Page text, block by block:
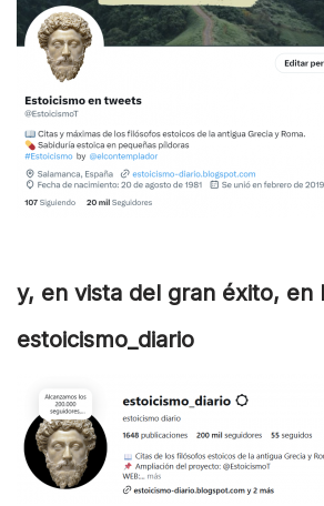
y, en vista del gran éxito, en
estoicismo_diario